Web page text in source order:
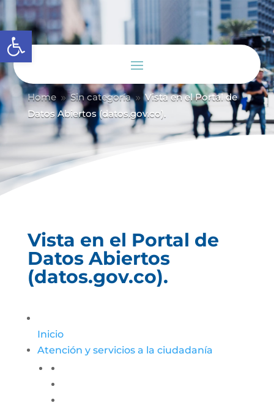
Abrir barra de herramientas
Home 9 Sin categoría 9 Vista en el Portal de
Datos Abiertos (datos.gov.co).
Vista en el Portal de
Datos Abiertos
(datos.gov.co).
Inicio
Atención y servicios a la ciudadanía